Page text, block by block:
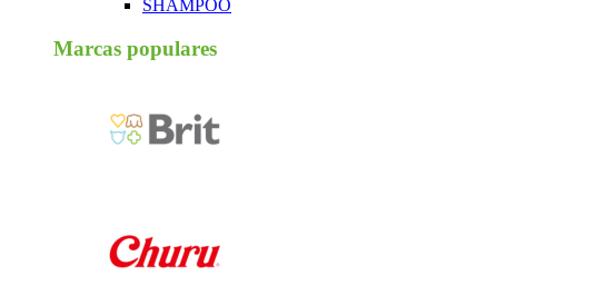
SHAMPOO
Marcas populares